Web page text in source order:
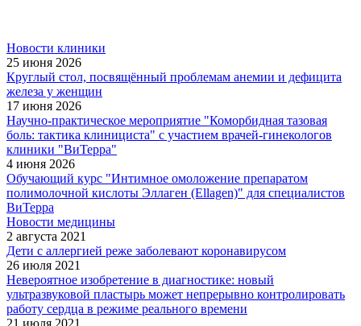
Новости клиники
25 июня 2026
Круглый стол, посвящённый проблемам анемии и дефицита
железа у женщин
17 июня 2026
Научно-практическое мероприятие "Коморбидная тазовая
боль: тактика клинициста" с участием врачей-гинекологов
клиники "ВиТерра"
4 июня 2026
Обучающий курс "Интимное омоложение препаратом
полимолочной кислоты Эллаген (Ellagen)" для специалистов
ВиТерра
Новости медицины
2 августа 2021
Дети с аллергией реже заболевают коронавирусом
26 июля 2021
Невероятное изобретение в диагностике: новый
ультразвуковой пластырь может непрерывно контролировать
работу сердца в режиме реального времени